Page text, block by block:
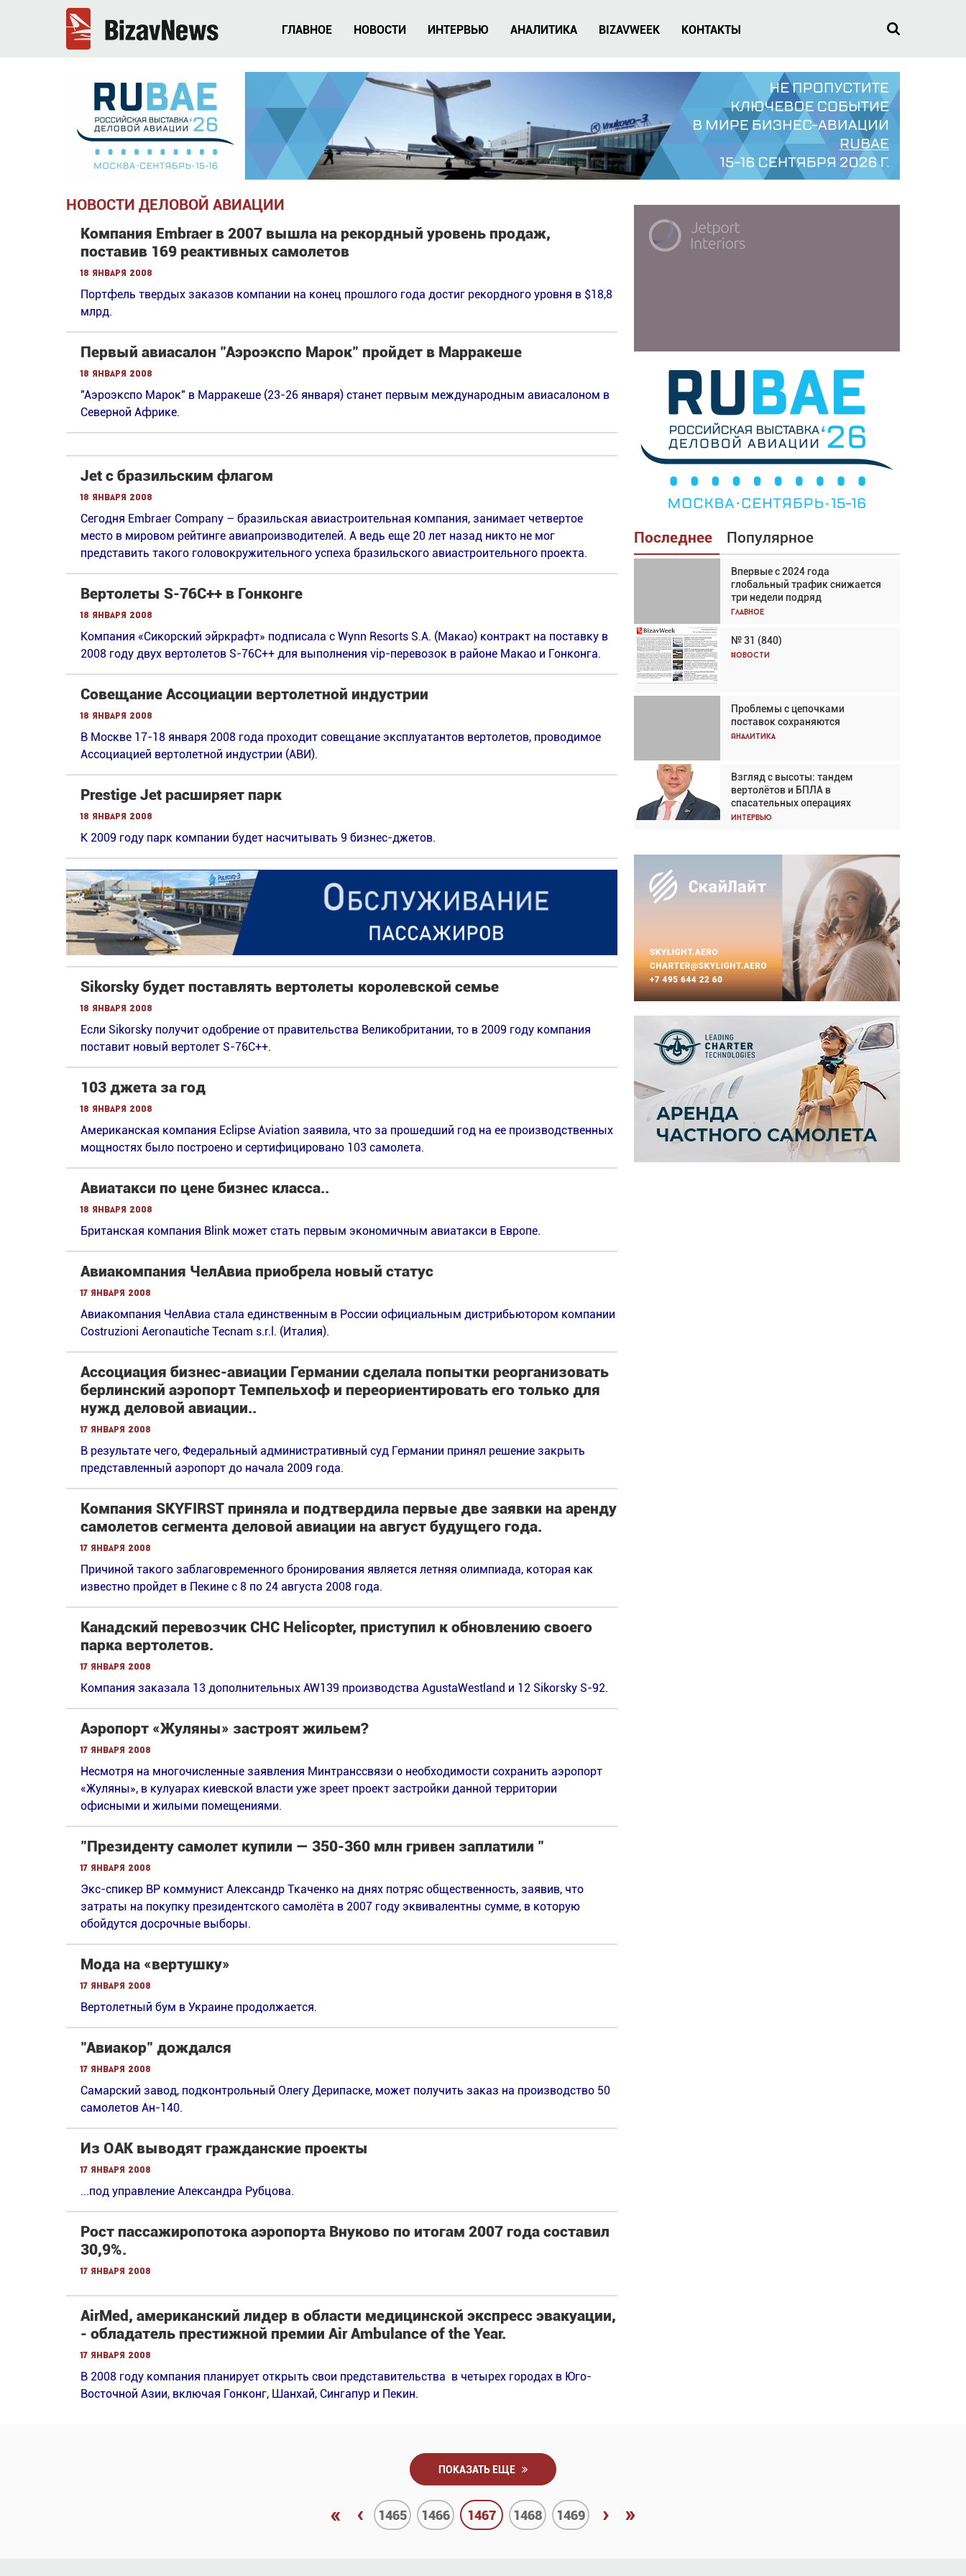
ГЛАВНОЕ НОВОСТИ ИНТЕРВЬЮ АНАЛИТИКА BIZAVWEEK КОНТАКТЫ
НОВОСТИ ДЕЛОВОЙ АВИАЦИИ
Компания Embraer в 2007 вышла на рекордный уровень продаж,
поставив 169 реактивных самолетов
18 января 2008
Портфель твердых заказов компании на конец прошлого года достиг рекордного уровня в $18,8
млрд.
Первый авиасалон "Аэроэкспо Марок" пройдет в Марракеше
18 января 2008
"Аэроэкспо Марок" в Марракеше (23-26 января) станет первым международным авиасалоном в
Северной Африке.
Jet с бразильским флагом
18 января 2008
Сегодня Embraer Company – бразильская авиастроительная компания, занимает четвертое
место в мировом рейтинге авиапроизводителей. А ведь еще 20 лет назад никто не мог
представить такого головокружительного успеха бразильского авиастроительного проекта.
Вертолеты S-76C++ в Гонконге
18 января 2008
Компания «Сикорский эйркрафт» подписала с Wynn Resorts S.A. (Макао) контракт на поставку в
2008 году двух вертолетов S-76C++ для выполнения vip-перевозок в районе Макао и Гонконга.
Совещание Ассоциации вертолетной индустрии
18 января 2008
В Москве 17-18 января 2008 года проходит совещание эксплуатантов вертолетов, проводимое
Ассоциацией вертолетной индустрии (АВИ).
Prestige Jet расширяет парк
18 января 2008
К 2009 году парк компании будет насчитывать 9 бизнес-джетов.
Sikorsky будет поставлять вертолеты королевской семье
18 января 2008
Если Sikorsky получит одобрение от правительства Великобритании, то в 2009 году компания
поставит новый вертолет S-76C++.
103 джета за год
18 января 2008
Американская компания Eclipse Aviation заявила, что за прошедший год на ее производственных
мощностях было построено и сертифицировано 103 самолета.
Авиатакси по цене бизнес класса..
18 января 2008
Британская компания Blink может стать первым экономичным авиатакси в Европе.
Авиакомпания ЧелАвиа приобрела новый статус
17 января 2008
Авиакомпания ЧелАвиа стала единственным в России официальным дистрибьютором компании
Costruziоni Aeronautiche Tecnam s.r.l. (Италия).
Ассоциация бизнес-авиации Германии сделала попытки реорганизовать
берлинский аэропорт Темпельхоф и переориентировать его только для
нужд деловой авиации..
17 января 2008
В результате чего, Федеральный административный суд Германии принял решение закрыть
представленный аэропорт до начала 2009 года.
Компания SKYFIRST приняла и подтвердила первые две заявки на аренду
самолетов сегмента деловой авиации на август будущего года.
17 января 2008
Причиной такого заблаговременного бронирования является летняя олимпиада, которая как
известно пройдет в Пекине с 8 по 24 августа 2008 года.
Канадский перевозчик CHC Helicopter, приступил к обновлению своего
парка вертолетов.
17 января 2008
Компания заказала 13 дополнительных AW139 производства AgustaWestland и 12 Sikorsky S-92.
Аэропорт «Жуляны» застроят жильем?
17 января 2008
Несмотря на многочисленные заявления Минтранссвязи о необходимости сохранить аэропорт
«Жуляны», в кулуарах киевской власти уже зреет проект застройки данной территории
офисными и жилыми помещениями.
"Президенту самолет купили — 350-360 млн гривен заплатили "
17 января 2008
Экс-спикер ВР коммунист Александр Ткаченко на днях потряс общественность, заявив, что
затраты на покупку президентского самолёта в 2007 году эквивалентны сумме, в которую
обойдутся досрочные выборы.
Мода на «вертушку»
17 января 2008
Вертолетный бум в Украине продолжается.
"Авиакор" дождался
17 января 2008
Cамарский завод, подконтрольный Олегу Дерипаске, может получить заказ на производство 50
самолетов Ан-140.
Из ОАК выводят гражданские проекты
17 января 2008
...под управление Александра Рубцова.
Рост пассажиропотока аэропорта Внуково по итогам 2007 года составил
30,9%.
17 января 2008
AirMed, американский лидер в области медицинской экспресс эвакуации,
- обладатель престижной премии Air Ambulance of the Year.
17 января 2008
В 2008 году компания планирует открыть свои представительства в четырех городах в Юго-
Восточной Азии, включая Гонконг, Шанхай, Сингапур и Пекин.
Последнее Популярное
Впервые с 2024 года
глобальный трафик снижается
три недели подряд
Главное
№ 31 (840)
Новости
Проблемы с цепочками
поставок сохраняются
Аналитика
Взгляд с высоты: тандем
вертолётов и БПЛА в
спасательных операциях
Интервью
Взгляд с высоты: тандем
вертолётов и БПЛА в
спасательных операциях
Главное
Авиационный фотограф Дэйв
Кох: «Фотография говорит сама
Впервые с 2024 года
глобальный трафик снижается
три недели подряд
Частный самолёт – это актив.
Подходите к покупке
соответствующим образом
Интервью
ПОКАЗАТЬ ЕЩЕ
« ‹ 1465 1466 1467 1468 1469 › »